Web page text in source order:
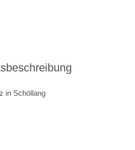
in Schöllang